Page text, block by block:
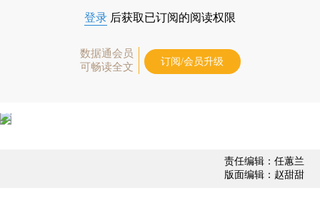
登录 后获取已订阅的阅读权限
数据通会员
可畅读全文
订阅/会员升级
责任编辑：任蕙兰
版面编辑：赵甜甜